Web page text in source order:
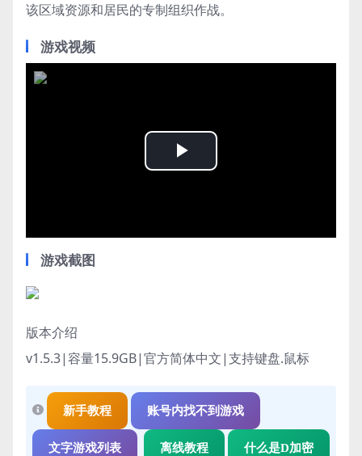
该区域资源和居民的专制组织作战。
游戏视频
Play
游戏截图
版本介绍
v1.5.3|容量15.9GB|官方简体中文|支持键盘.鼠标
新手教程 账号内找不到游戏
文字游戏列表 离线教程 什么是D加密